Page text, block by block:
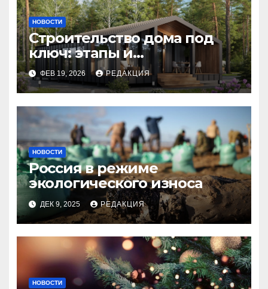
НОВОСТИ
Строительство дома под
ключ: этапы и
планирование бюджета
ФЕВ 19, 2026 РЕДАКЦИЯ
НОВОСТИ
Россия в режиме
экологического износа
ДЕК 9, 2025 РЕДАКЦИЯ
НОВОСТИ